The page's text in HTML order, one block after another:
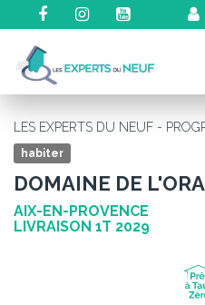
LES EXPERTS DU NEUF -
habiter
DOMAINE DE
AIX-EN-PROVENCE
LIVRAISON 1T 2029